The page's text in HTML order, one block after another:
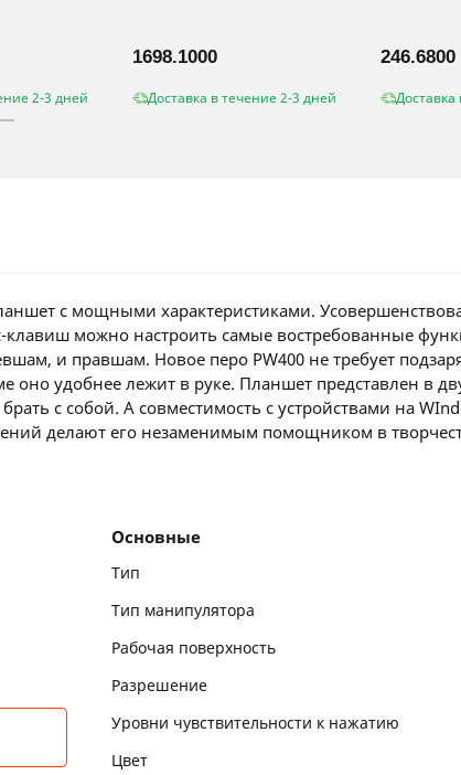
2-3 дней
1698.1000
Доставка в течение 2-3 дней
246.6800
с мощными характеристиками.
клавиш можно настроить самые востребованные
и правшам. Новое перо PW400 не требует
оно удобнее лежит в руке. Планшет представлен в
с собой. А совместимость с устройствами на
делают его незаменимым помощником в
Основные
Тип
Тип манипулятора
Рабочая поверхность
Разрешение
Уровни чувствительности к нажатию
Цвет